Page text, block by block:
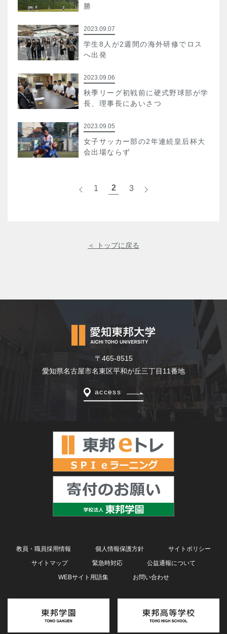
勝
2023.09.07
学生8人が2週間の海外研修でロス
へ出発
2023.09.06
秋季リーグ初戦前に硬式野球部が学
長、理事長にあいさつ
2023.09.05
女子サッカー部の2年連続皇后杯大
会出場ならず
<
1 2 3
＜ トップに戻る
〒465-8515
愛知県名古屋市名東区平和が丘三丁目11番地
access
教員・職員採用情報 個人情報保護方針
サイトポリシー
サイトマップ
緊急時対応
公益通報について
WEBサイト用語集
お問い合わせ